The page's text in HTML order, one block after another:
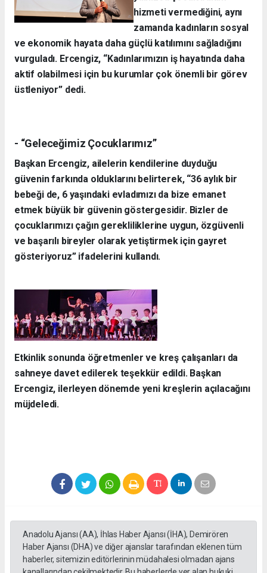
hizmeti vermediğini, aynı
zamanda kadınların sosyal
ve ekonomik hayata daha güçlü katılımını sağladığını
vurguladı. Ercengiz, “Kadınlarımızın iş hayatında daha
aktif olabilmesi için bu kurumlar çok önemli bir görev
üstleniyor” dedi.
- “Geleceğimiz Çocuklarımız”
Başkan Ercengiz, ailelerin kendilerine duyduğu
güvenin farkında olduklarını belirterek, “36 aylık bir
bebeği de, 6 yaşındaki evladımızı da bize emanet
etmek büyük bir güvenin göstergesidir. Bizler de
çocuklarımızı çağın gerekliliklerine uygun, özgüvenli
ve başarılı bireyler olarak yetiştirmek için gayret
gösteriyoruz” ifadelerini kullandı.
Etkinlik sonunda öğretmenler ve kreş çalışanları da
sahneye davet edilerek teşekkür edildi. Başkan
Ercengiz, ilerleyen dönemde yeni kreşlerin açılacağını
müjdeledi.
Anadolu Ajansı (AA), İhlas Haber Ajansı (İHA), Demirören
Haber Ajansı (DHA) ve diğer ajanslar tarafından eklenen tüm
haberler, sitemizin editörlerinin müdahalesi olmadan ajans